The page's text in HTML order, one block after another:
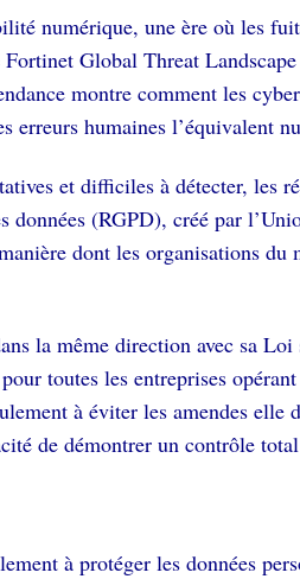
numérique, une ère où les
Global Threat
montre comment les
humaines l’équivalent
et difficiles à détecter, les
(RGPD), créé par
dont les organisations
la même direction avec sa
toutes les entreprises
à éviter les amendes
de démontrer un contrôle
à protéger les données